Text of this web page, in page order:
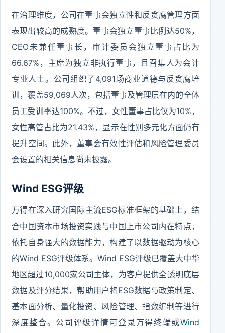
在治理维度，公司在董事会独立性和反贪腐管理方面
表现出较高的成熟度。董事会独立董事比例达50%，
CEO未兼任董事长，审计委员会独立董事占比为
66.67%，主席为独立非执行董事，且召集人为会计
专业人士。公司组织了4,091场商业道德与反贪腐培
训，覆盖59,069人次，包括董事及管理层在内的全体
员工受训率达100%。不过，女性董事占比仅为10%，
女性高管占比为21.43%，显示在性别多元化方面仍有
提升空间。此外，董事会有效性评估和风险管理委员
会设置的相关信息尚未披露。
Wind ESG评级
万得在深入研究国际主流ESG标准框架的基础上，结
合中国资本市场投资实践与中国上市公司内在特点，
依托自身强大的数据能力，构建了以数据驱动为核心
的Wind ESG评级体系。Wind ESG评级已覆盖大中华
地区超过10,000家公司主体，为客户提供全透明底层
数据及评分结果，帮助用户将ESG数据与政策制定、
基本面分析、量化投资、风险管理、指数编制等进行
深度整合。公司评级详情可登录万得终端或Wind